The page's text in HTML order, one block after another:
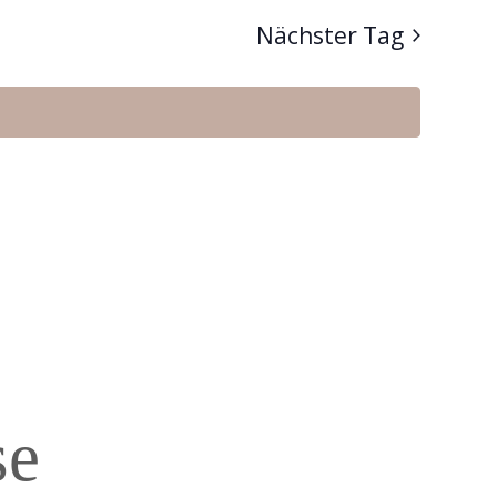
Nächster Tag